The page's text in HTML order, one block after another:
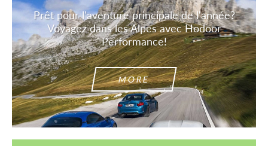
Prêt pour l'aventure principale de l'année?
Voyagez dans les Alpes avec Hodoor
Performance!
MORE